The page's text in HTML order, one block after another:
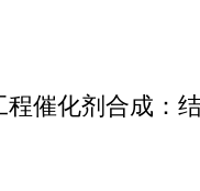
化剂合成：